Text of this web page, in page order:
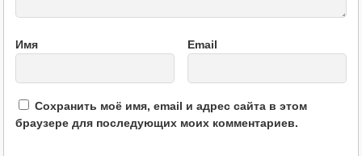
Имя Email
Сохранить моё имя, email и адрес сайта в этом
браузере для последующих моих комментариев.